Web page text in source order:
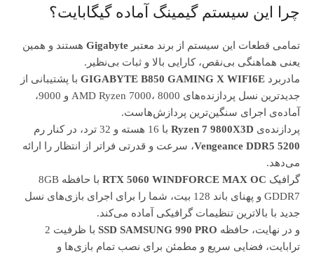
چرا این سیستم گیمینگ آماده گیگابایت؟
تمامی قطعات این سیستم از برند معتبر Gigabyte هستند و همین
یعنی هماهنگی بی‌نقص، کارایی بالا و ثبات بی‌نظیر.
مادربرد GIGABYTE B850 GAMING X WIFI6E با پشتیبانی از
جدیدترین نسل پردازنده‌های AMD Ryzen 7000، 8000 و 9000،
آماده‌ی اجرای سنگین‌ترین پردازش‌هاست.
پردازنده‌ی Ryzen 7 9800X3D با 16 هسته و 32 ترد، در کنار رم
Vengeance DDR5 5200، سرعت و قدرتی فراتر از انتظار را ارائه
می‌دهد.
گرافیک RTX 5060 WINDFORCE MAX OC
با حافظه 8GB
GDDR7 و پهنای باند 128 بیت، شما را برای اجرای بازی‌های نسل
جدید با بالاترین تنظیمات گرافیکی آماده می‌کند.
و در نهایت، حافظه SSD SAMSUNG 990 PRO
با ظرفیت 2
ترابایت، فضایی سریع و مطمئن برای نصب تمام بازی‌ها و